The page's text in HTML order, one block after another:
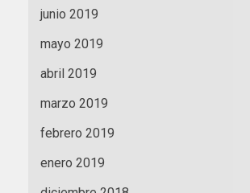
junio 2019
mayo 2019
abril 2019
marzo 2019
febrero 2019
enero 2019